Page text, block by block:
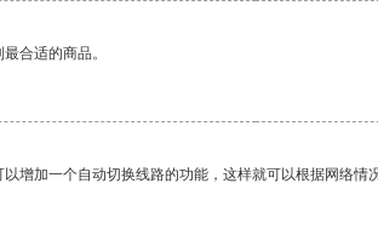
合适的商品。
增加一个自动切换线路的功能，这样就可以根据网络情